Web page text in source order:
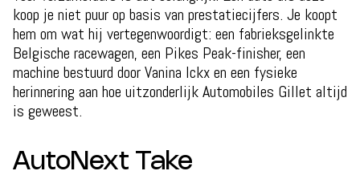
koop je niet puur op basis van prestatiecijfers. Je koopt
hem om wat hij vertegenwoordigt: een fabrieksgelinkte
Belgische racewagen, een Pikes Peak-finisher, een
machine bestuurd door Vanina Ickx en een fysieke
herinnering aan hoe uitzonderlijk Automobiles Gillet altijd
is geweest.
AutoNext Take